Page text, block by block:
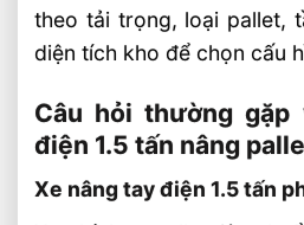
theo tải trọng, loại pallet,
diện tích kho để chọn cấu
Câu hỏi thường
điện 1.5 tấn nâng
Xe nâng tay điện 1.5 tấn